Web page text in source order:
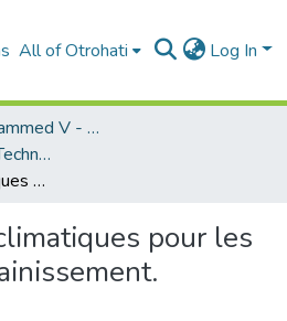
All of Otrohati Log In
Université Mohammed V - Rabat
CEDoc - Sciences et Techniques pour l’ingénieur
Changements climatiques pour les ouvrages d'assainissement.
pour les